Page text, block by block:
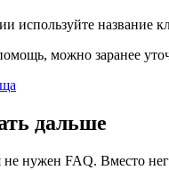
используйте название
можно заранее
дальше
нужен FAQ. Вместо